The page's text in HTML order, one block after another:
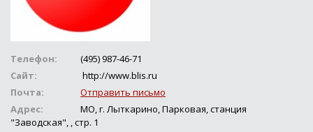
Телефон:
(495) 987-46-71
Сайт:
http://www.blis.ru
Почта:
Отправить письмо
Адрес:
МО, г. Лыткарино, Парковая, станция
"Заводская", , стр. 1